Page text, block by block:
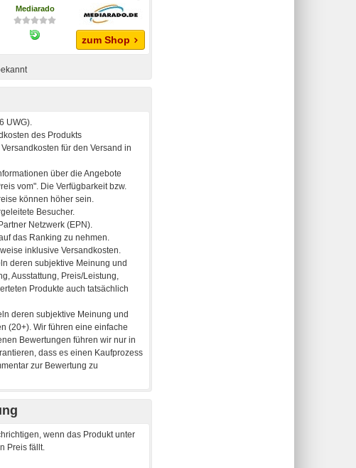
Mediarado
zum Shop
wenn das Produkt unter
Preis fällt.